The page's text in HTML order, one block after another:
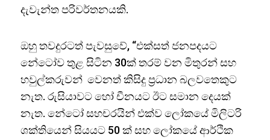
දැවැන්ත පරිවර්තනයකි.
ඔහු තවදුරටත් පැවසුවේ, “එක්සත් ජනපදයට
නේටෝව තුළ සිටින 30ක් තරම් වන මිතුරන් සහ
හවුල්කරුවන් වෙනත් කිසිදු ප්‍රධාන බලවතෙකුට
නැත. රුසියාවට හෝ චීනයට ඊට සමාන දෙයක්
නැත. නේටෝ සහචරයින් එක්ව ලෝකයේ මිලිටරි
ශක්තියෙන් සියයට 50 ක් සහ ලෝකයේ ආර්ථික